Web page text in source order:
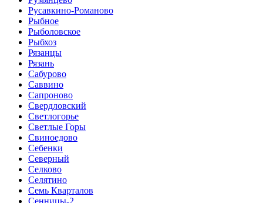
Русавкино-Романово
Рыбное
Рыболовское
Рыбхоз
Рязанцы
Рязань
Сабурово
Саввино
Сапроново
Свердловский
Светлогорье
Светлые Горы
Свиноедово
Себенки
Северный
Селково
Селятино
Семь Кварталов